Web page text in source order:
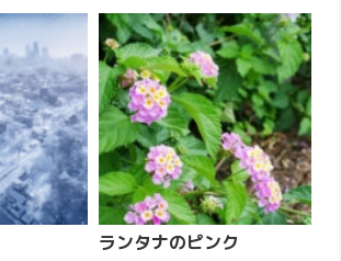
ランタナのピンク